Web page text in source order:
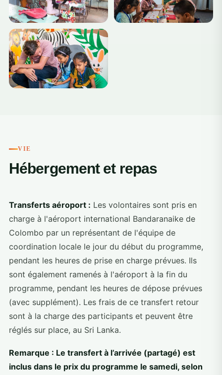
VIE
Hébergement et repas
Transferts aéroport : Les volontaires sont pris en
charge à l'aéroport international Bandaranaike de
Colombo par un représentant de l'équipe de
coordination locale le jour du début du programme,
pendant les heures de prise en charge prévues. Ils
sont également ramenés à l'aéroport à la fin du
programme, pendant les heures de dépose prévues
(avec supplément). Les frais de ce transfert retour
sont à la charge des participants et peuvent être
réglés sur place, au Sri Lanka.
Remarque : Le transfert à l’arrivée (partagé) est
inclus dans le prix du programme le samedi, selon